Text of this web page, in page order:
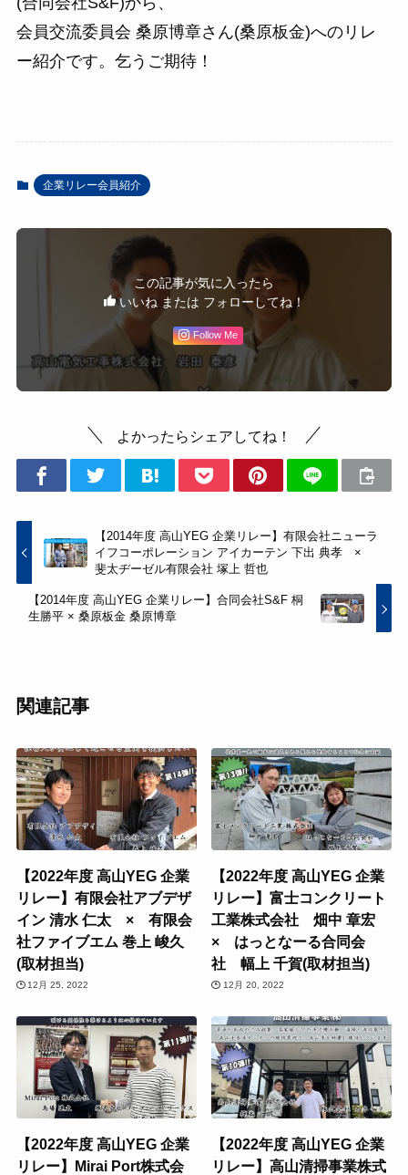
会員交流委員会 桑原博章さん(桑原板金)へのリレ
ー紹介です。乞うご期待！
企業リレー会員紹介
この記事が気に入ったら
いいね または フォローしてね！
Follow Me
よかったらシェアしてね！
【2014年度 高山YEG 企業リレー】有限会社ニューラ
イフコーポレーション アイカーテン 下出 典孝 ×
斐太ヂーゼル有限会社 塚上 哲也
【2014年度 高山YEG 企業リレー】合同会社S&F 桐
生勝平 × 桑原板金 桑原博章
関連記事
【2022年度 高山YEG 企業
リレー】有限会社アブデザ
イン 清水 仁太 × 有限会
社ファイブエム 巻上 峻久
(取材担当)
12月 25, 2022
【2022年度 高山YEG 企業
リレー】富士コンクリート
工業株式会社 畑中 章宏
× はっとなーる合同会
社 幅上 千賀(取材担当)
12月 20, 2022
【2022年度 高山YEG 企業
リレー】Mirai Port株式会
【2022年度 高山YEG 企業
リレー】高山清掃事業株式